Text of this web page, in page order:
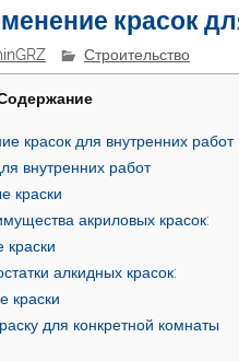
красок
Строительство
красок для внутренних работ
внутренних работ
краски
акриловых красок:
краски
алкидных красок:
краски
для конкретной комнаты